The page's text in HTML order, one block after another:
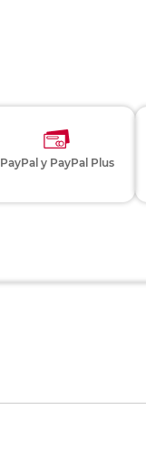
PayPal y PayPal Plus